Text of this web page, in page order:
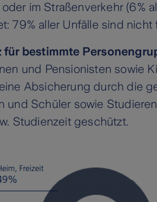
oder im Straßenverkehr (6%
79% aller Unfälle sind
für bestimmte
und Pensionisten sowie
Absicherung durch die
und Schüler sowie
Studienzeit geschützt.